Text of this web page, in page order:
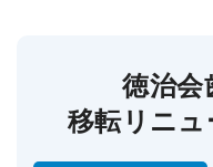
徳治会
移転リニ